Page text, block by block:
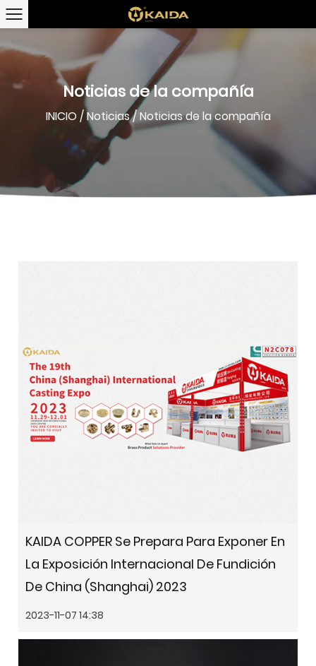
Noticias de la compañía
INICIO/Noticias/Noticias de la compañía
KAIDA COPPER Se Prepara Para Exponer En
La Exposición Internacional De Fundición
De China (Shanghai) 2023
2023-11-07 14:38